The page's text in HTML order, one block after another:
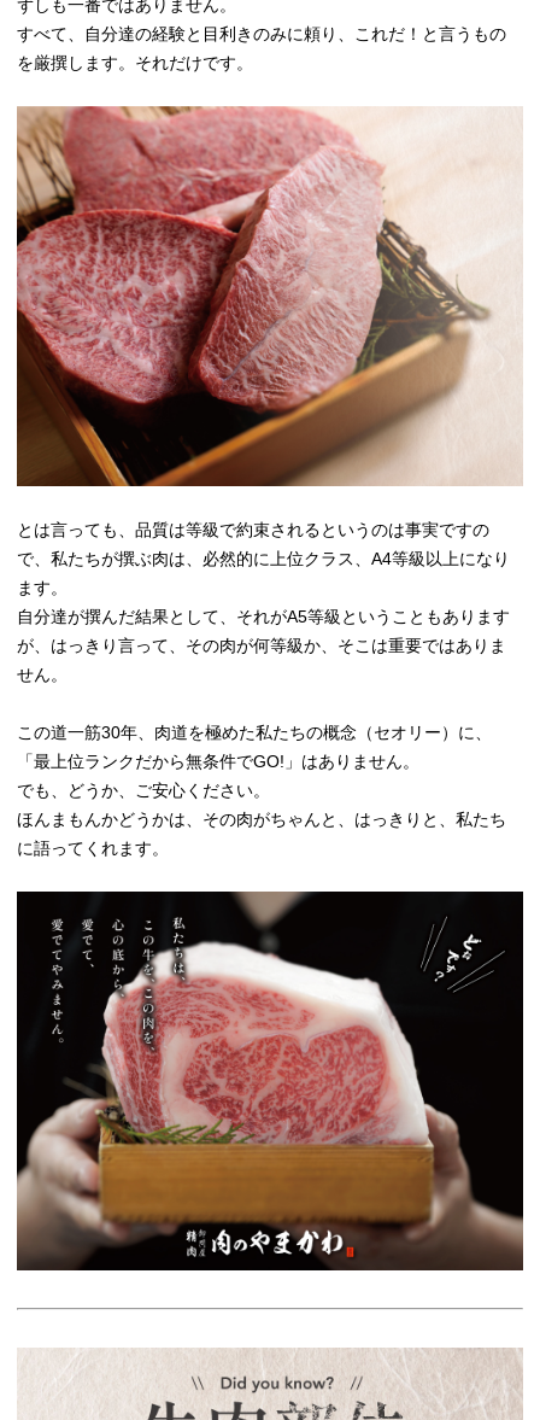
ずしも一番ではありません。
すべて、自分達の経験と目利きのみに頼り、これだ！と言うもの
を厳撰します。それだけです。
とは言っても、品質は等級で約束されるというのは事実ですの
で、私たちが撰ぶ肉は、必然的に上位クラス、A4等級以上になり
ます。
自分達が撰んだ結果として、それがA5等級ということもあります
が、はっきり言って、その肉が何等級か、そこは重要ではありま
せん。
この道一筋30年、肉道を極めた私たちの概念（セオリー）に、
「最上位ランクだから無条件でGO!」はありません。
でも、どうか、ご安心ください。
ほんまもんかどうかは、その肉がちゃんと、はっきりと、私たち
に語ってくれます。